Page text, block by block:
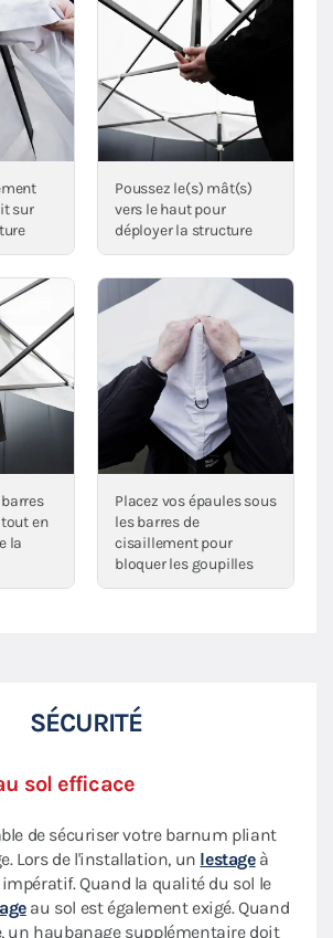
sur
Poussez le(s) mât(s)
vers le haut pour
déployer la structure
en
la
Placez vos épaules sous
les barres de
cisaillement pour
bloquer les goupilles
SÉCURITÉ
sol efficace
de sécuriser votre barnum pliant
Lors de l'installation, un lestageà
Quand la qualité du sol le
au sol est également exigé. Quand
un haubanage supplémentaire doit